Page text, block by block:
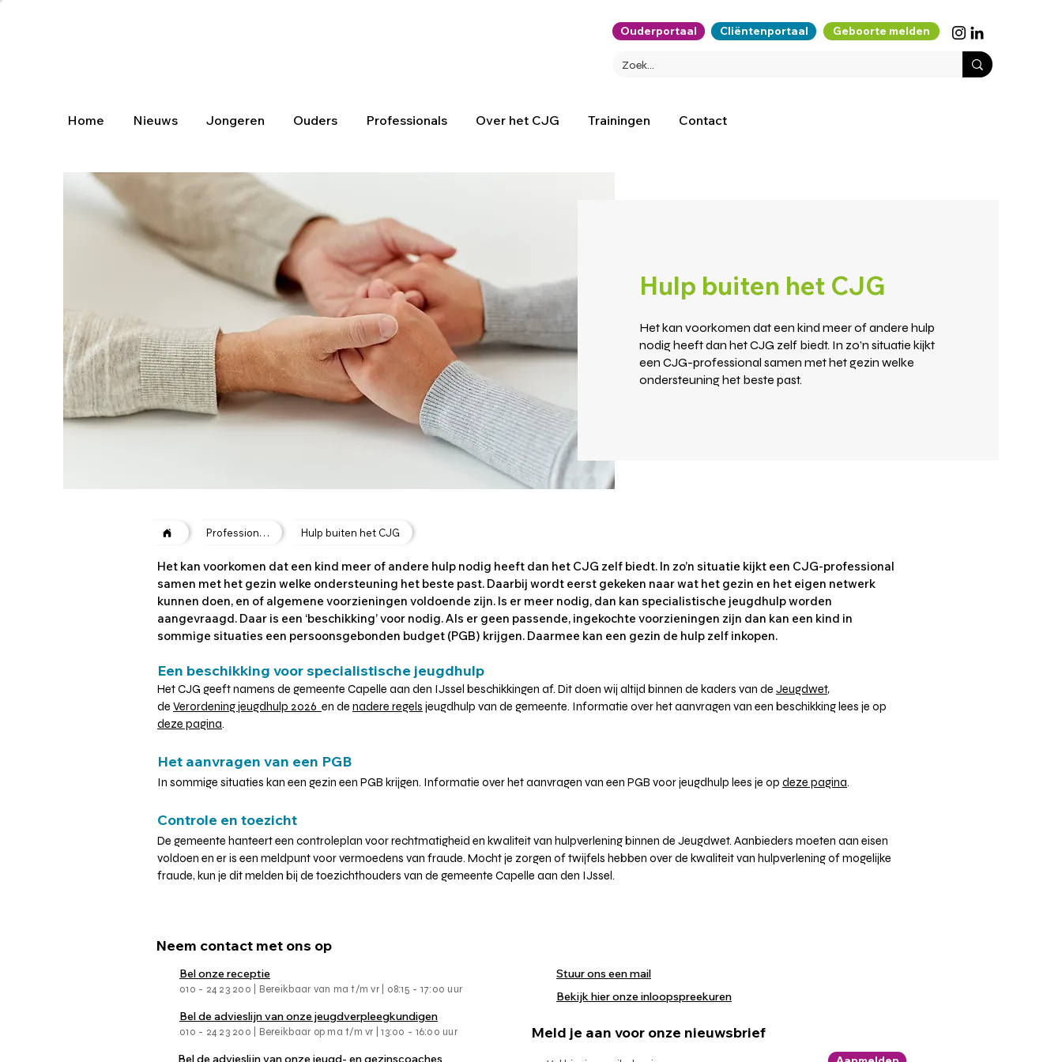
Ouderportaal Cliëntenportaal Geboorte melden
Home Nieuws Jongeren Ouders Professionals Over het CJG Trainingen Contact
Hulp buiten het CJG
Het kan voorkomen dat een kind meer of andere hulp
nodig heeft dan het CJG zelf biedt. In zo’n situatie kijkt
een CJG-professional samen met het gezin welke
ondersteuning het beste past.
Professionals Hulp buiten het CJG
Het kan voorkomen dat een kind meer of andere hulp nodig heeft dan het CJG zelf biedt. In zo’n situatie kijkt een CJG-professional
samen met het gezin welke ondersteuning het beste past. Daarbij wordt eerst gekeken naar wat het gezin en het eigen netwerk
kunnen doen, en of algemene voorzieningen voldoende zijn. Is er meer nodig, dan kan specialistische jeugdhulp worden
aangevraagd. Daar is een ‘beschikking’ voor nodig. Als er geen passende, ingekochte voorzieningen zijn dan kan een kind in
sommige situaties een persoonsgebonden budget (PGB) krijgen. Daarmee kan een gezin de hulp zelf inkopen.
Een beschikking voor specialistische jeugdhulp
Het CJG geeft namens de gemeente Capelle aan den IJssel beschikkingen af. Dit doen wij altijd binnen de kaders van de Jeugdwet,
de Verordening jeugdhulp 2026 en de nadere regels jeugdhulp van de gemeente. Informatie over het aanvragen van een beschikking lees je op
deze pagina.
Het aanvragen van een PGB
In sommige situaties kan een gezin een PGB krijgen. Informatie over het aanvragen van een PGB voor jeugdhulp lees je op deze pagina.
Controle en toezicht
De gemeente hanteert een controleplan voor rechtmatigheid en kwaliteit van hulpverlening binnen de Jeugdwet. Aanbieders moeten aan eisen
voldoen en er is een meldpunt voor vermoedens van fraude. Mocht je zorgen of twijfels hebben over de kwaliteit van hulpverlening of mogelijke
fraude, kun je dit melden bij de toezichthouders van de gemeente Capelle aan den IJssel.
Neem contact met ons op
Bel onze receptie
010 - 24 23 200 | Bereikbaar van ma t/m vr | 08:15 - 17:00 uur
Bel de advieslijn van onze jeugdverpleegkundigen
010 - 24 23 200 | Bereikbaar op ma t/m vr | 13:00 - 16:00 uur
Bel de advieslijn van onze jeugd- en gezinscoaches
Stuur ons een mail
Bekijk hier onze inloopspreekuren
Meld je aan voor onze nieuwsbrief